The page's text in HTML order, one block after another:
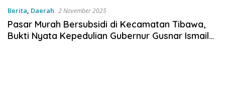
Berita, Daerah 2 November 2025
Pasar Murah Bersubsidi di Kecamatan Tibawa,
Bukti Nyata Kepedulian Gubernur Gusnar Ismail